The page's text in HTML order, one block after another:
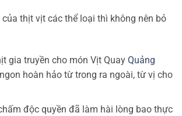
thịt vịt các thể loại thì không nên bỏ
gia truyền cho món Vịt Quay Quảng
hoàn hảo từ trong ra ngoài, từ vị cho
độc quyền đã làm hài lòng bao thực